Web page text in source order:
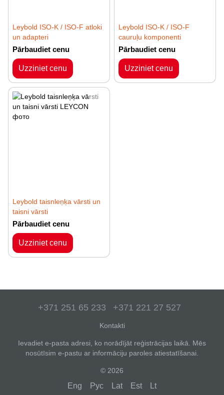
Leybold ISO-K / ISO-F atloki
un adapteri
Pārbaudiet cenu
Uzziniet cenu
Leybold ISO-K / ISO-F
cauruļu komponenti
Pārbaudiet cenu
Uzziniet cenu
Leybold taisnleņķa vārsti un
taisni vārsti
Pārbaudiet cenu
Uzziniet cenu
+371 251 65 233 +371 221 27 527
Kontakti
Ievadiet e-pasta adresi, ko norādījāt reģistrācijas laikā. Mēs
nosūtīsim e-pastu ar informāciju paroles atiestatīšanai.
© 2026
Eng Рус Lat Est Lt